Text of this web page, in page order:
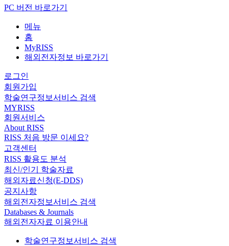
PC 버전 바로가기
메뉴
홈
MyRISS
해외전자정보 바로가기
로그인
회원가입
학술연구정보서비스 검색
MYRISS
회원서비스
About RISS
RISS 처음 방문 이세요?
고객센터
RISS 활용도 분석
최신/인기 학술자료
해외자료신청(E-DDS)
공지사항
해외전자정보서비스 검색
Databases & Journals
해외전자자료 이용안내
학술연구정보서비스 검색